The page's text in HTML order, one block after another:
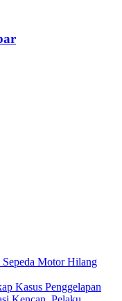
Motor Hilang
Kasus Penggelapan